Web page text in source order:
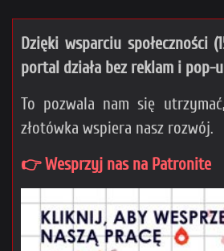
Dzięki wsparciu społeczności
portal działa bez reklam i
To pozwala nam się
złotówka wspiera nasz rozwój.
👉 Wesprzyj nas na Patronite